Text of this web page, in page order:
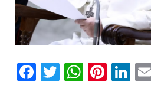
Facebook
Twitter